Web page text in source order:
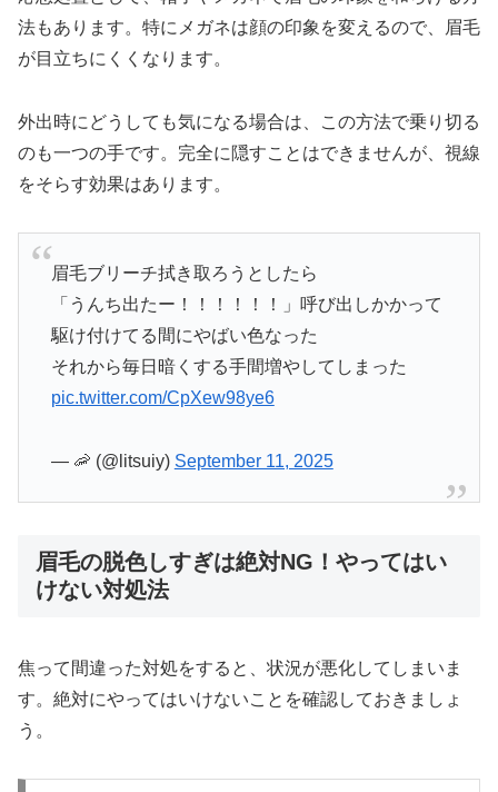
法もあります。特にメガネは顔の印象を変えるので、眉毛
が目立ちにくくなります。
外出時にどうしても気になる場合は、この方法で乗り切る
のも一つの手です。完全に隠すことはできませんが、視線
をそらす効果はあります。
眉毛ブリーチ拭き取ろうとしたら
「うんち出たー！！！！！！」呼び出しかかって
駆け付けてる間にやばい色なった
それから毎日暗くする手間増やしてしまった
pic.twitter.com/CpXew98ye6
— 🦐 (@litsuiy) September 11, 2025
眉毛の脱色しすぎは絶対NG！やってはい
けない対処法
焦って間違った対処をすると、状況が悪化してしまいま
す。絶対にやってはいけないことを確認しておきましょ
う。